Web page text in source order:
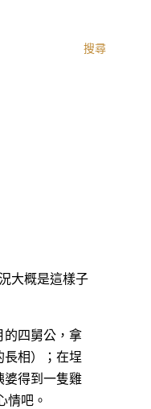
搜尋
大概是這樣子
的四舅公，拿
相）；在埕
婆得到一隻雞
情吧。